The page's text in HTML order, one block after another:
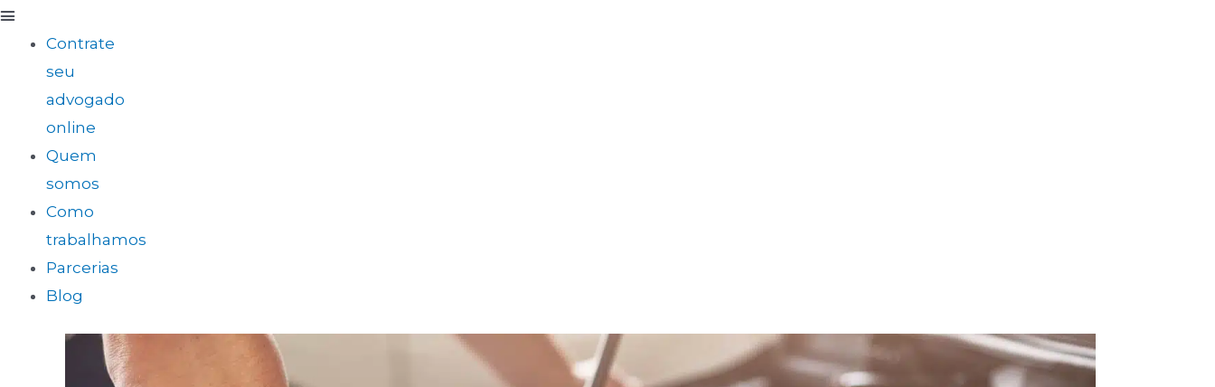
Contrate
seu
advogado
online
Quem
somos
Como
trabalhamos
Parcerias
Blog